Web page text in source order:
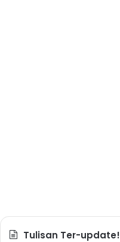
Tulisan Ter-update!